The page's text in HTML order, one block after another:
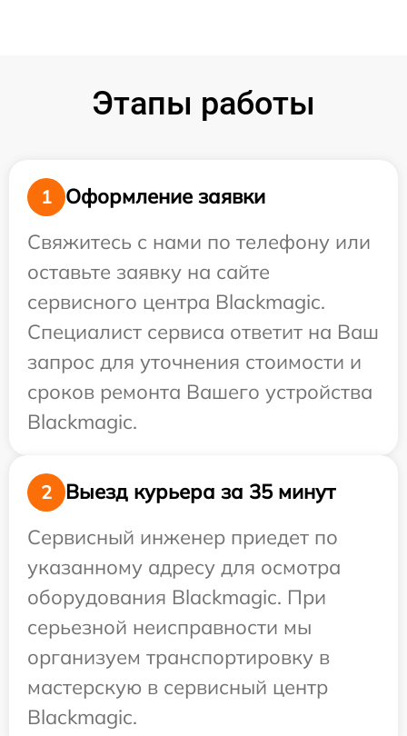
Этапы работы
1
Оформление заявки
Свяжитесь с нами по телефону или
оставьте заявку на сайте
сервисного центра Blackmagic.
Специалист сервиса ответит на Ваш
запрос для уточнения стоимости и
сроков ремонта Вашего устройства
Blackmagic.
2
Выезд курьера за 35 минут
Сервисный инженер приедет по
указанному адресу для осмотра
оборудования Blackmagic. При
серьезной неисправности мы
организуем транспортировку в
мастерскую в сервисный центр
Blackmagic.